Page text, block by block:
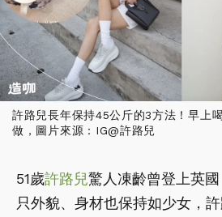
許路兒長年保持45公斤的3方法！早上
做，圖片來源：IG@許路兒
51歲許路兒驚人凍齡曾登上英
只外貌、身材也保持如少女，